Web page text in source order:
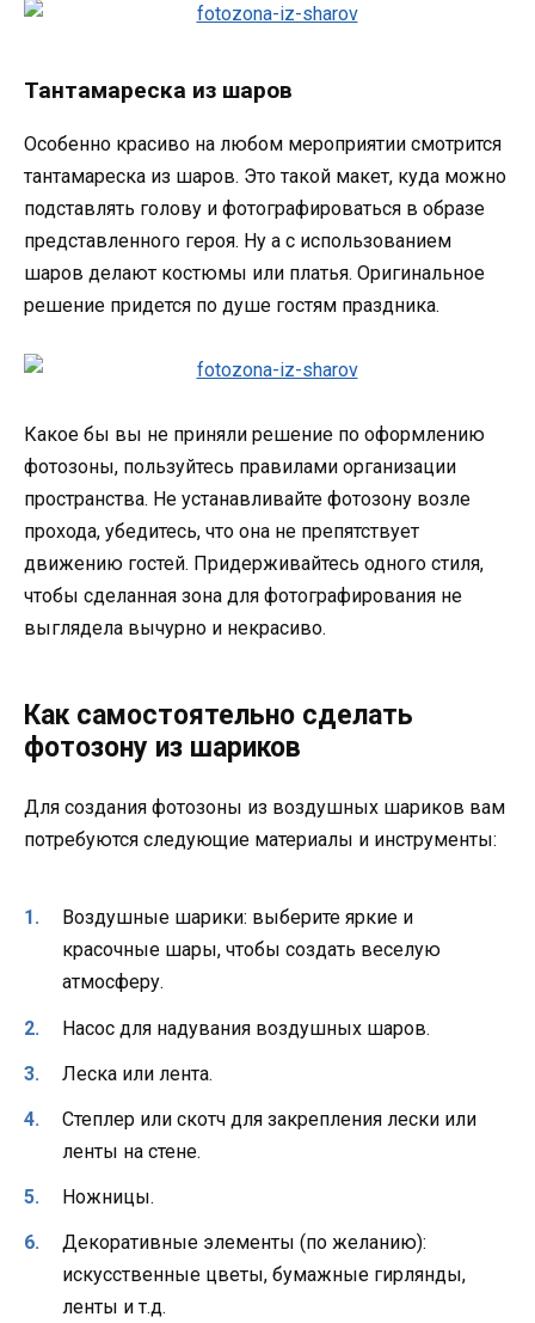
Тантамареска из шаров
Особенно красиво на любом мероприятии смотрится
тантамареска из шаров. Это такой макет, куда можно
подставлять голову и фотографироваться в образе
представленного героя. Ну а с использованием
шаров делают костюмы или платья. Оригинальное
решение придется по душе гостям праздника.
Какое бы вы не приняли решение по оформлению
фотозоны, пользуйтесь правилами организации
пространства. Не устанавливайте фотозону возле
прохода, убедитесь, что она не препятствует
движению гостей. Придерживайтесь одного стиля,
чтобы сделанная зона для фотографирования не
выглядела вычурно и некрасиво.
Как самостоятельно сделать
фотозону из шариков
Для создания фотозоны из воздушных шариков вам
потребуются следующие материалы и инструменты:
Воздушные шарики: выберите яркие и
красочные шары, чтобы создать веселую
атмосферу.
Насос для надувания воздушных шаров.
Леска или лента.
Степлер или скотч для закрепления лески или
ленты на стене.
Ножницы.
Декоративные элементы (по желанию):
искусственные цветы, бумажные гирлянды,
ленты и т.д.